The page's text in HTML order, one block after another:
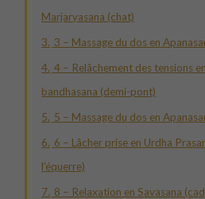
Marjaryasana (chat)
3. 3 – Massage du dos en
4. 4 – Relâchement des tensions
bandhasana (demi-pont)
5. 5 – Massage du dos en
6. 6 – Lâcher prise en Urdha
l’équerre)
7. 8 – Relaxation en Savasana